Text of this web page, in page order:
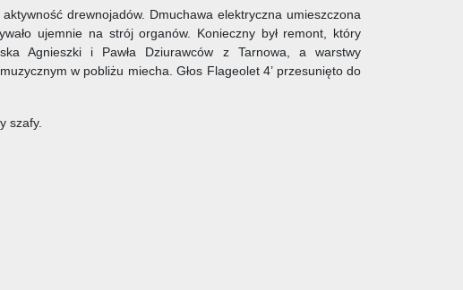
drewnojadów. Dmuchawa elektryczna umieszczona
ujemnie na strój organów. Konieczny był remont, który
Agnieszki i Pawła Dziurawców z Tarnowa, a warstwy
w pobliżu miecha. Głos Flageolet 4’ przesunięto do
szafy.